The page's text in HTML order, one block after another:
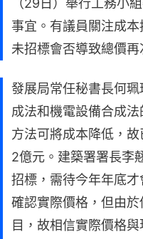
事宜。有議員關注成
未招標會否導致總價再
發展局常任秘書長何
成法和機電設備合成
方法可將成本降低，
2億元。建築署署長李
招標，需待今年年底
確認實際價格，但由
目，故相信實際價格